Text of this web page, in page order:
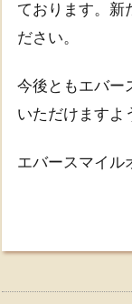
ております。新
ださい。
今後ともエバー
いただけますよ
エバースマイル